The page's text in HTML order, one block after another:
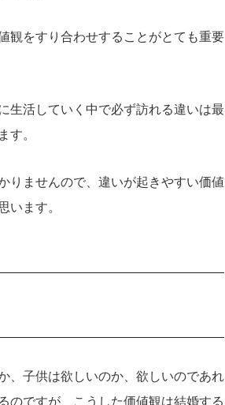
観をすり合わせすることがとても重要
生活していく中で必ず訪れる違いは最
す。
りませんので、違いが起きやすい価値
います。
、子供は欲しいのか、欲しいのであれ
のですが、こうした価値観は結婚する